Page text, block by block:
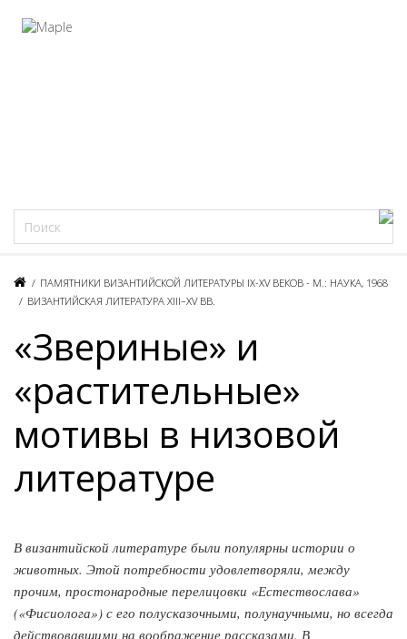
/ ПАМЯТНИКИ ВИЗАНТИЙСКОЙ ЛИТЕРАТУРЫ IX-XV ВЕКОВ - М.: НАУКА, 1968
/ ВИЗАНТИЙСКАЯ ЛИТЕРАТУРА XIII–XV ВВ.
«Звериные» и
«растительные»
мотивы в низовой
литературе
В византийской литературе были популярны истории о
животных. Этой потребности удовлетворяли, между
прочим, простонародные перелицовки «Естествослава»
(«Фисиолога») с его полусказочными, полунаучными, но всегда
действовавшими на воображение рассказами. В